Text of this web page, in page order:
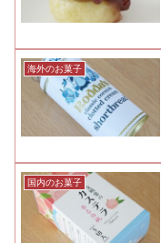
海外のお菓子
国内のお菓子